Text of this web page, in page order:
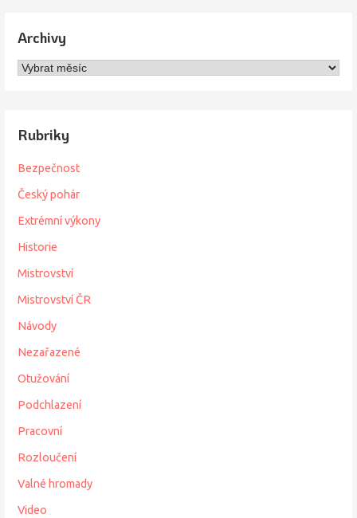
Archivy
Archivy
Rubriky
Bezpečnost
Český pohár
Extrémní výkony
Historie
Mistrovství
Mistrovství ČR
Návody
Nezařazené
Otužování
Podchlazení
Pracovní
Rozloučení
Valné hromady
Video